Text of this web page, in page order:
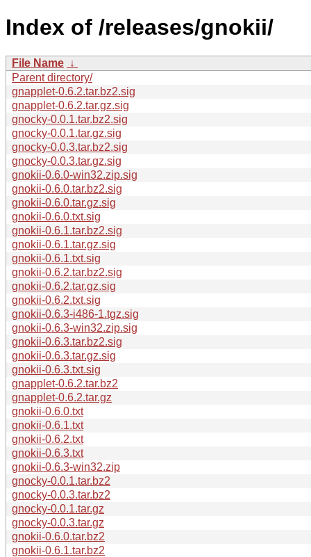
Index of /releases/gnokii/
File Name ↓
Parent directory/
gnapplet-0.6.2.tar.bz2.sig
gnapplet-0.6.2.tar.gz.sig
gnocky-0.0.1.tar.bz2.sig
gnocky-0.0.1.tar.gz.sig
gnocky-0.0.3.tar.bz2.sig
gnocky-0.0.3.tar.gz.sig
gnokii-0.6.0-win32.zip.sig
gnokii-0.6.0.tar.bz2.sig
gnokii-0.6.0.tar.gz.sig
gnokii-0.6.0.txt.sig
gnokii-0.6.1.tar.bz2.sig
gnokii-0.6.1.tar.gz.sig
gnokii-0.6.1.txt.sig
gnokii-0.6.2.tar.bz2.sig
gnokii-0.6.2.tar.gz.sig
gnokii-0.6.2.txt.sig
gnokii-0.6.3-i486-1.tgz.sig
gnokii-0.6.3-win32.zip.sig
gnokii-0.6.3.tar.bz2.sig
gnokii-0.6.3.tar.gz.sig
gnokii-0.6.3.txt.sig
gnapplet-0.6.2.tar.bz2
gnapplet-0.6.2.tar.gz
gnokii-0.6.0.txt
gnokii-0.6.1.txt
gnokii-0.6.2.txt
gnokii-0.6.3.txt
gnokii-0.6.3-win32.zip
gnocky-0.0.1.tar.bz2
gnocky-0.0.3.tar.bz2
gnocky-0.0.1.tar.gz
gnocky-0.0.3.tar.gz
gnokii-0.6.0.tar.bz2
gnokii-0.6.1.tar.bz2